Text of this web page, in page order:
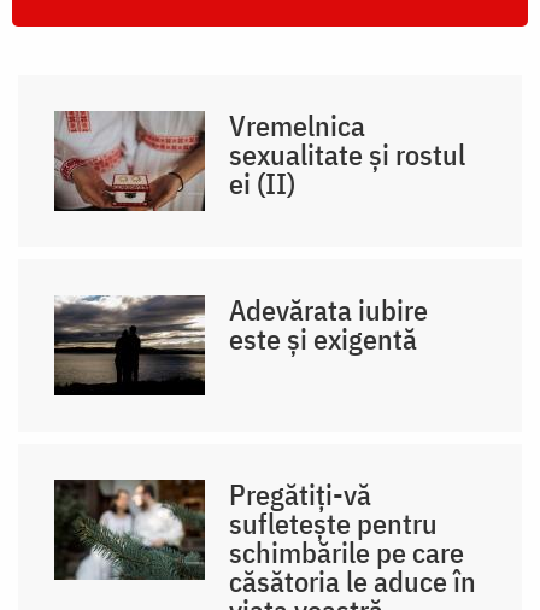
Vremelnica
sexualitate și rostul
ei (II)
Adevărata iubire
este și exigentă
Pregătiți-vă
sufletește pentru
schimbările pe care
căsătoria le aduce în